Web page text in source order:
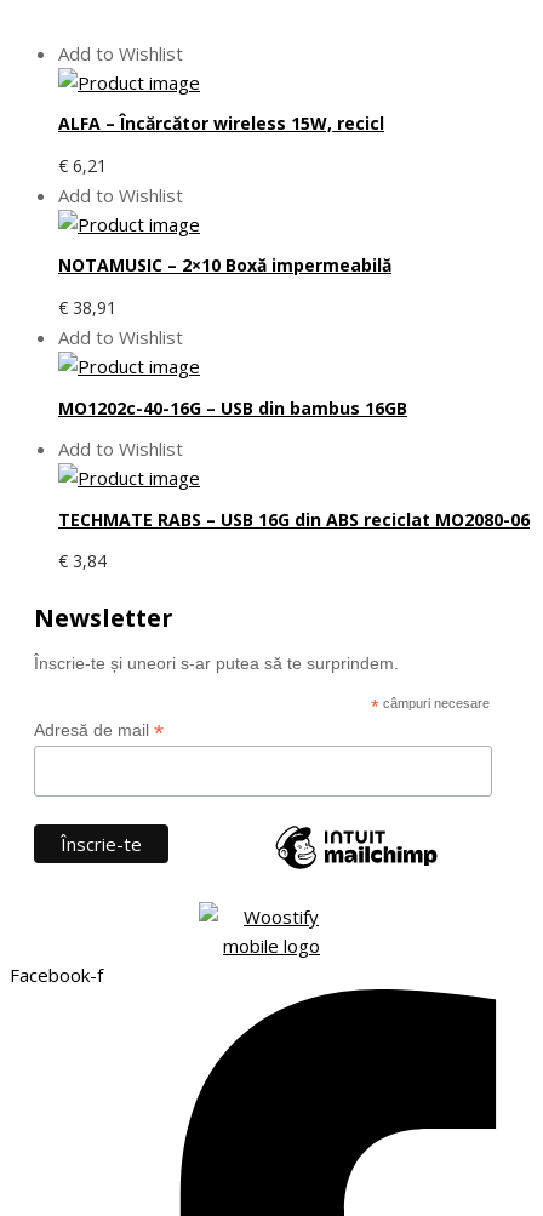
Add to Wishlist
ALFA – Încărcător wireless 15W, recicl
€ 6,21
Add to Wishlist
NOTAMUSIC – 2×10 Boxă impermeabilă
€ 38,91
Add to Wishlist
MO1202c-40-16G – USB din bambus 16GB
Add to Wishlist
TECHMATE RABS – USB 16G din ABS reciclat MO2080-06
€ 3,84
Newsletter
Înscrie-te și uneori s-ar putea să te surprindem.
* câmpuri necesare
Adresă de mail *
Facebook-f